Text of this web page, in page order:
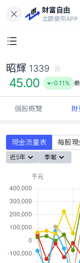
財富自由
立即使用APP
昭輝 1339
45.00 -0.11%
個股概覽
現金流量表 每股
近5年 季報